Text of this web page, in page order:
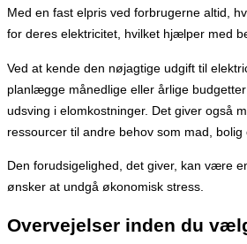
Med en fast elpris ved forbrugerne altid,
for deres elektricitet, hvilket hjælper med
Ved at kende den nøjagtige udgift til
planlægge månedlige eller årlige
udsving i elomkostninger. Det giver også
ressourcer til andre behov som mad, bolig
Den forudsigelighed, det giver, kan være
ønsker at undgå økonomisk stress.
Overvejelser inden du